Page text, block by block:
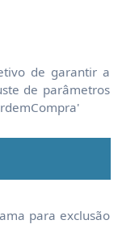
de garantir a
de parâmetros
para exclusão